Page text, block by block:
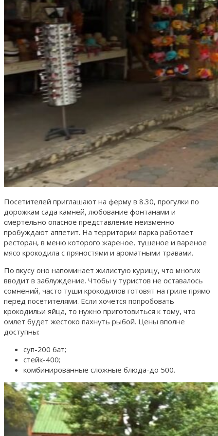
Посетителей приглашают на ферму в 8.30, прогулки по
дорожкам сада камней, любование фонтанами и
смертельно опасное представление неизменно
пробуждают аппетит. На территории парка работает
ресторан, в меню которого жареное, тушеное и вареное
мясо крокодила с пряностями и ароматными травами.
По вкусу оно напоминает жилистую курицу, что многих
вводит в заблуждение. Чтобы у туристов не оставалось
сомнений, часто туши крокодилов готовят на гриле прямо
перед посетителями. Если хочется попробовать
крокодильи яйца, то нужно приготовиться к тому, что
омлет будет жестоко пахнуть рыбой. Цены вполне
доступны:
суп-200 бат;
стейк-400;
комбинированные сложные блюда-до 500.